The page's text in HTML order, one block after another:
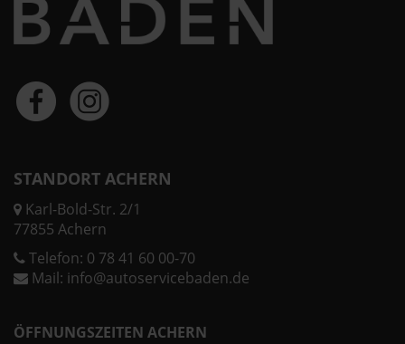
STANDORT ACHERN
Karl-Bold-Str. 2/1
77855 Achern
Telefon: 0 78 41 60 00-70
Mail: info@autoservicebaden.de
ÖFFNUNGSZEITEN ACHERN